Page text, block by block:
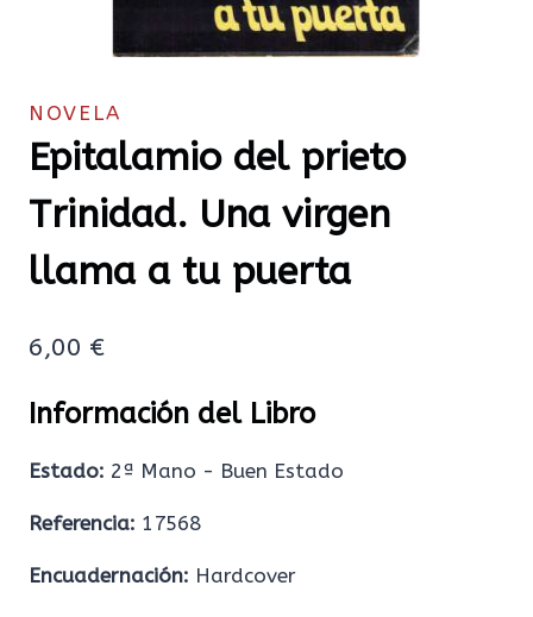
NOVELA
Epitalamio del prieto
Trinidad. Una virgen
llama a tu puerta
6,00 €
Información del Libro
Estado: 2ª Mano - Buen Estado
Referencia: 17568
Encuadernación: Hardcover